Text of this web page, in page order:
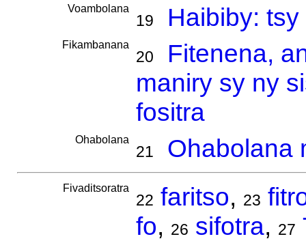
Voambolana
19 Haibiby:
Fikambanana
20
Fitenena,
maniry sy ny
fositra
Ohabolana
21 Ohabolana
Fivaditsoratra
22 faritso, 23
fo, 26 sifotra, 27